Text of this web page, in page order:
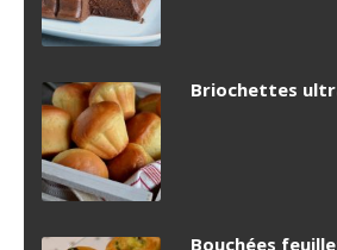
Briochettes
Bouchées